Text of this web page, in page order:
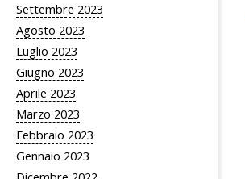
Settembre 2023
Agosto 2023
Luglio 2023
Giugno 2023
Aprile 2023
Marzo 2023
Febbraio 2023
Gennaio 2023